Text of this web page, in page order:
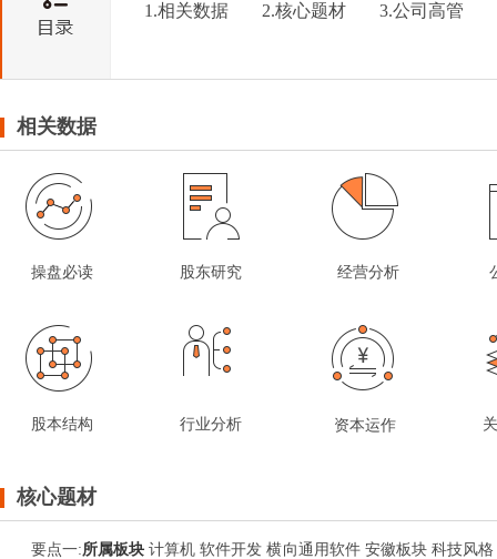
1.相关数据 2.核心题材 3.公司高管
相关数据
操盘必读 股东研究 经营分析
股本结构 行业分析 资本运作
核心题材
要点一:所属板块计算机 软件开发 横向通用软件 安徽板块 科技风